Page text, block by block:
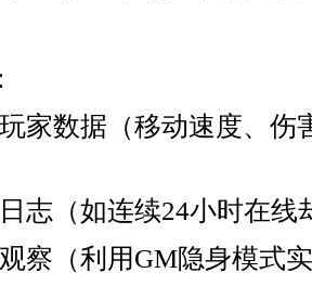
家数据（移动速度、伤
志（如连续24小时在线
察（利用GM隐身模式